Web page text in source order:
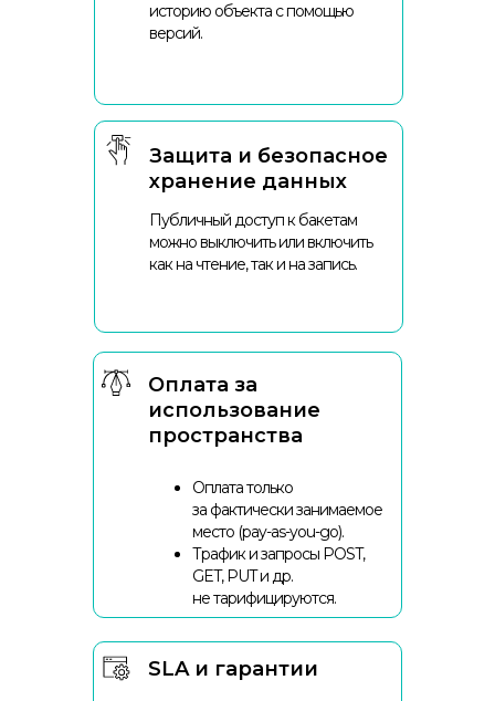
Публичный доступ к бакетам
можно выключить или включить
как на чтение, так и на запись.
историю объекта с помощью
версий.
Защита и безопасное
хранение данных
Оплата только
за фактически занимаемое
место (pay-as-you-go).
Трафик и запросы POST,
GET, PUT и др.
не тарифицируются.
Оплата за
использование
пространства
SLA и гарантии